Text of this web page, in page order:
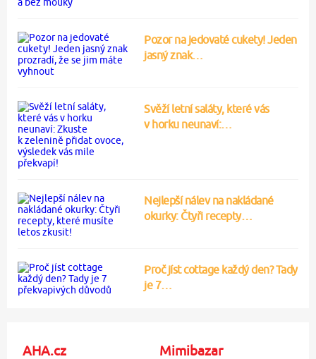
Pozor na jedovaté cukety! Jeden
jasný znak…
Svěží letní saláty, které vás
v horku neunaví:…
Nejlepší nálev na nakládané
okurky: Čtyři recepty…
Proč jíst cottage každý den? Tady
je 7…
AHA.cz Mimibazar